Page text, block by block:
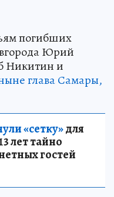
погибших
Юрий
Никитин и
глава Самары,
«сетку»для
лет тайно
гостей